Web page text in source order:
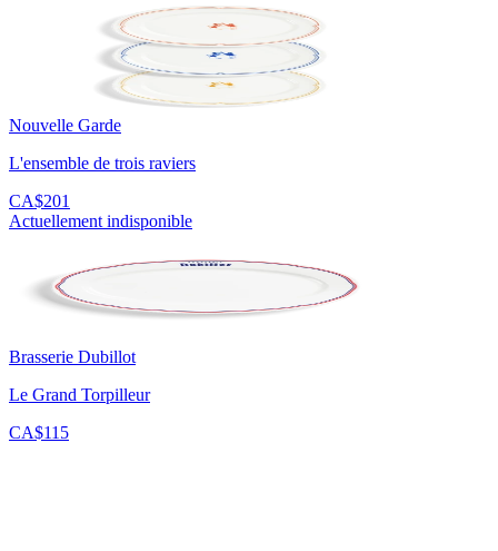
Nouvelle Garde
L'ensemble de trois raviers
CA$201
Actuellement indisponible
Brasserie Dubillot
Le Grand Torpilleur
CA$115